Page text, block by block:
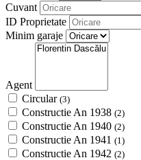
Cuvant
ID Proprietate
Minim garaje
Agent
Circular (3)
Constructie An 1938 (2)
Constructie An 1940 (2)
Constructie An 1941 (1)
Constructie An 1942 (2)